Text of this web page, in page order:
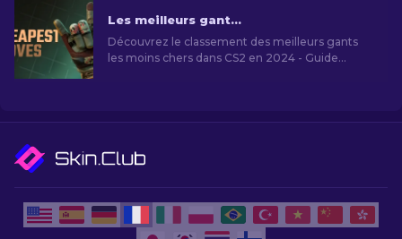
Les meilleurs gants les moins chers de CS2 [2026]
Découvrez le classement des meilleurs gants
les moins chers dans CS2 en 2024 - Guide